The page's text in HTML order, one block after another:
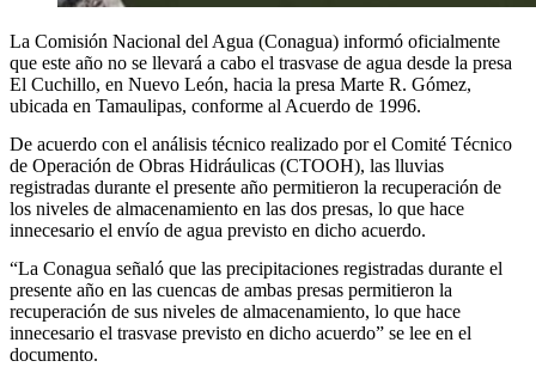
La Comisión Nacional del Agua (Conagua) informó oficialmente
que este año no se llevará a cabo el trasvase de agua desde la presa
El Cuchillo, en Nuevo León, hacia la presa Marte R. Gómez,
ubicada en Tamaulipas, conforme al Acuerdo de 1996.
De acuerdo con el análisis técnico realizado por el Comité Técnico
de Operación de Obras Hidráulicas (CTOOH), las lluvias
registradas durante el presente año permitieron la recuperación de
los niveles de almacenamiento en las dos presas, lo que hace
innecesario el envío de agua previsto en dicho acuerdo.
“La Conagua señaló que las precipitaciones registradas durante el
presente año en las cuencas de ambas presas permitieron la
recuperación de sus niveles de almacenamiento, lo que hace
innecesario el trasvase previsto en dicho acuerdo” se lee en el
documento.